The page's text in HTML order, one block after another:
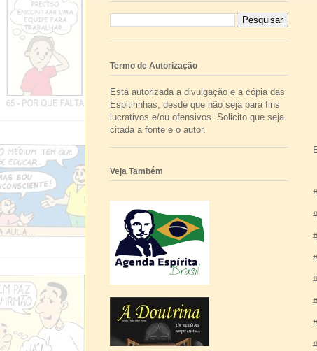
Termo de Autorização
Está autorizada a divulgação e a cópia das
Espitirinhas, desde que não seja para fins
lucrativos e/ou ofensivos. Solicito que seja
citada a fonte e o autor.
Veja Também